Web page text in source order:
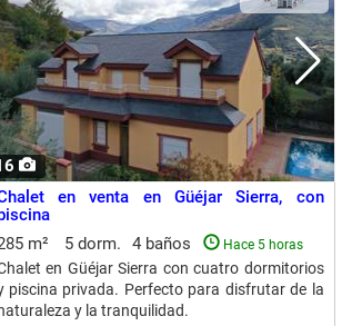
en venta en Güéjar Sierra, con
m²
5 dorm. 4 baños Hace 5 horas
en Güéjar Sierra con cuatro dormitorios
piscina privada. Perfecto para disfrutar de la
y la tranquilidad.